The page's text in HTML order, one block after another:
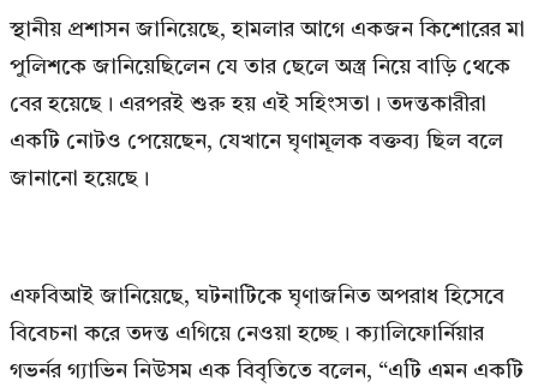
স্থানীয় প্রশাসন জানিয়েছে, হামলার আগে একজন কিশোরের মা
পুলিশকে জানিয়েছিলেন যে তার ছেলে অস্ত্র নিয়ে বাড়ি থেকে
বের হয়েছে। এরপরই শুরু হয় এই সহিংসতা। তদন্তকারীরা
একটি নোটও পেয়েছেন, যেখানে ঘৃণামূলক বক্তব্য ছিল বলে
জানানো হয়েছে।
এফবিআই জানিয়েছে, ঘটনাটিকে ঘৃণাজনিত অপরাধ হিসেবে
বিবেচনা করে তদন্ত এগিয়ে নেওয়া হচ্ছে। ক্যালিফোর্নিয়ার
গভর্নর গ্যাভিন নিউসম এক বিবৃতিতে বলেন, “এটি এমন একটি